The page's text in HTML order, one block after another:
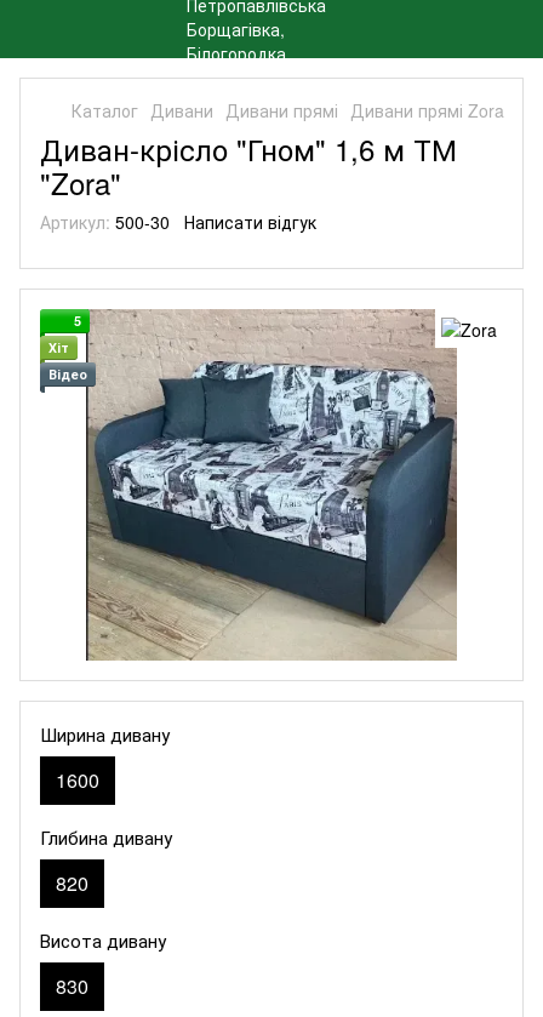
Каталог Дивани Дивани прямі Дивани прямі Zora
Диван-крісло "Гном" 1,6 м ТМ
"Zora"
Артикул: 500-30 Написати відгук
5
Хіт
Відео
Ширина дивану
1600
Глибина дивану
820
Висота дивану
830